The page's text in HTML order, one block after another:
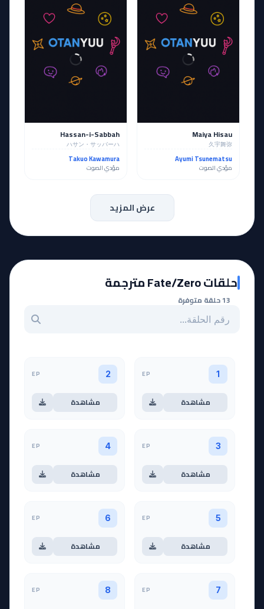
Maiya Hisau
久宇舞弥
Ayumi Tsunematsu
مؤدي الصوت
Hassan-i-Sabbah
ハサン・サッバーハ
Takuo Kawamura
مؤدي الصوت
عرض المزيد
حلقات Fate/Zero مترجمة
13 حلقة متوفرة
بحث عن حلقة بالرقم
1
EP
مشاهدة
2
EP
مشاهدة
3
EP
مشاهدة
4
EP
مشاهدة
5
EP
مشاهدة
6
EP
مشاهدة
7
EP
8
EP